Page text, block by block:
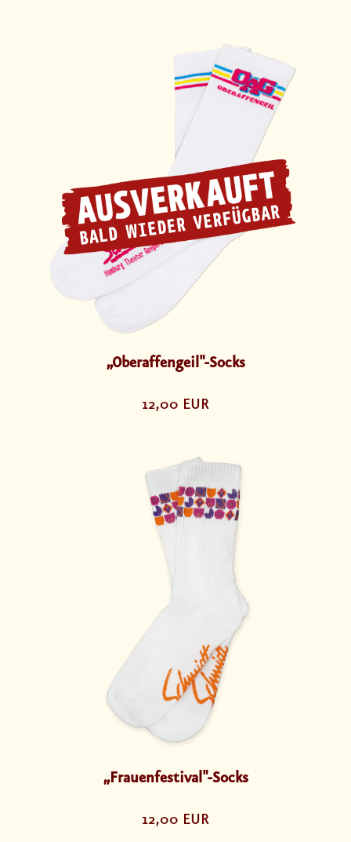
„Oberaffengeil"-Socks
12,00 EUR
„Frauenfestival"-Socks
12,00 EUR